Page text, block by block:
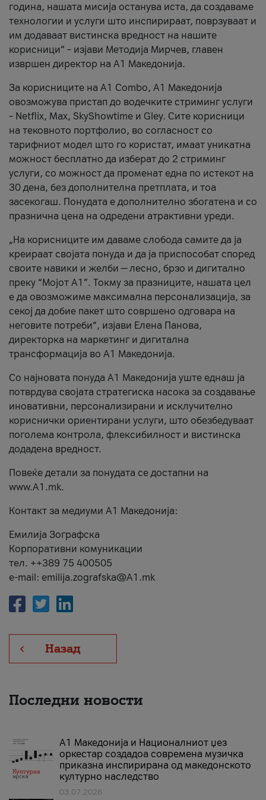
година, нашата мисија останува иста, да создаваме
технологии и услуги што инспирираат, поврзуваат и
им додаваат вистинска вредност на нашите
корисници“ – изјави Методија Мирчев, главен
извршен директор на А1 Македонија.
За корисниците на A1 Combo, А1 Македонија
овозможува пристап до водечките стриминг услуги
– Netflix, Max, SkyShowtime и Gley. Сите корисници
на тековното портфолио, во согласност со
тарифниот модел што го користат, имаат уникатна
можност бесплатно да изберат до 2 стриминг
услуги, со можност да променат една по истекот на
30 дена, без дополнителна претплата, и тоа
засекогаш. Понудата е дополнително збогатена и со
празнична цена на одредени атрактивни уреди.
„На корисниците им даваме слобода самите да ја
креираат својата понуда и да ја приспособат според
своите навики и желби — лесно, брзо и дигитално
преку “Мојот А1”. Токму за празниците, нашата цел
е да овозможиме максимална персонализација, за
секој да добие пакет што совршено одговара на
неговите потреби“, изјави Елена Панова,
директорка на маркетинг и дигитална
трансформација во А1 Македонија.
Со најновата понуда А1 Македонија уште еднаш ја
потврдува својата стратегиска насока за создавање
иновативни, персонализирани и исклучително
кориснички ориентирани услуги, што обезбедуваат
поголема контрола, флексибилност и вистинска
додадена вредност.
Повеќе детали за понудата се достапни на
www.А1.mk.
Контакт за медиуми А1 Македонија:
Емилија Зографска
Корпоративни комуникации
тел. ++389 75 400505
e-mail: emilija.zografska@A1.mk
Назад
Последни новости
А1 Македонија и Националниот џез
оркестар создадоа современа музичка
приказна инспирирана од македонското
културно наследство
03.07.2026